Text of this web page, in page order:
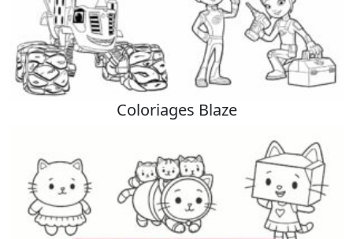
Coloriages Blaze